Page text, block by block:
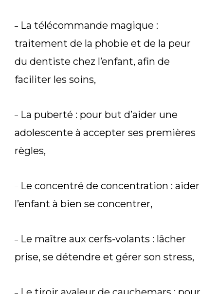
– La télécommande magique :
traitement de la phobie et de la peur
du dentiste chez l’enfant, afin de
faciliter les soins,
– La puberté : pour but d’aider une
adolescente à accepter ses premières
règles,
– Le concentré de concentration : aider
l’enfant à bien se concentrer,
– Le maître aux cerfs-volants : lâcher
prise, se détendre et gérer son stress,